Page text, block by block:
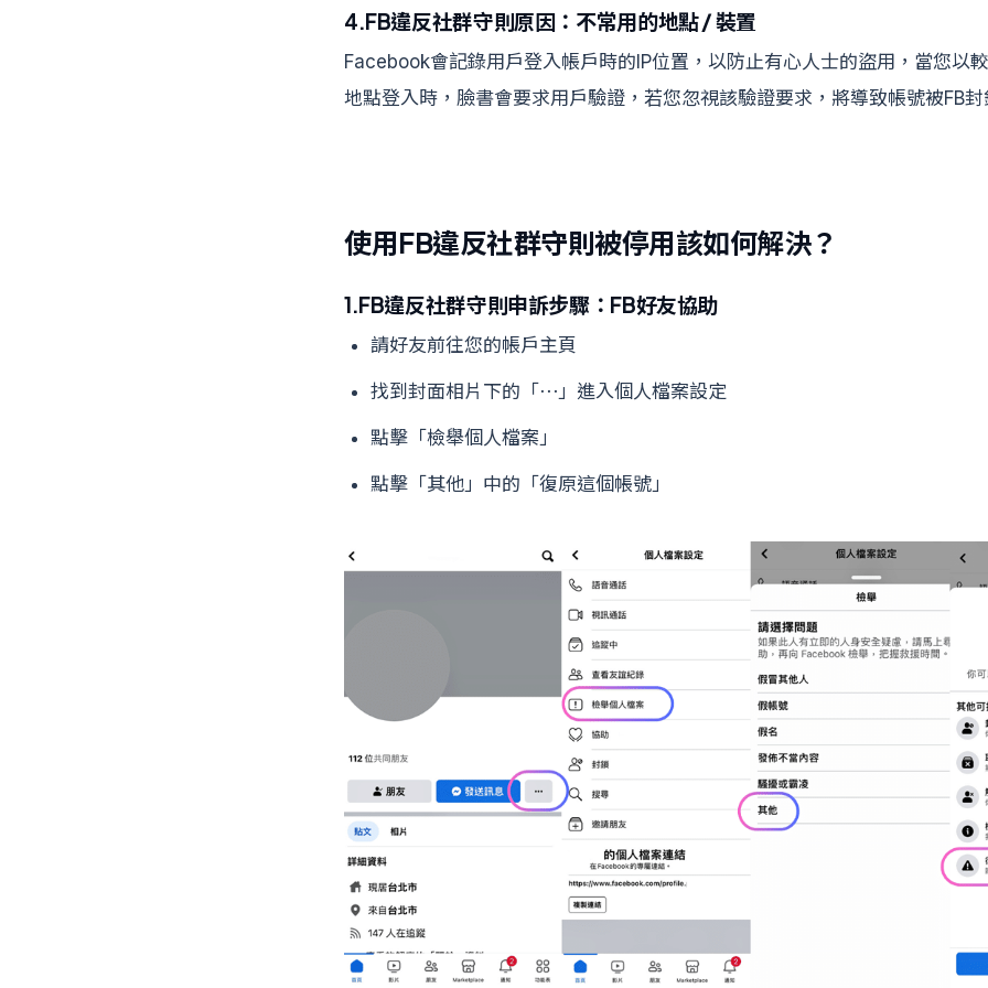
4.FB違反社群守則原因：不常用的地點 / 裝置
Facebook會記錄用戶登入帳戶時的IP位置，以防止有心人士的盜用，當您以
地點登入時，臉書會要求用戶驗證，若您忽視該驗證要求，將導致帳號被FB封
使用FB違反社群守則被停用該如何解決？
1.FB違反社群守則申訴步驟：FB好友協助
請好友前往您的帳戶主頁
找到封面相片下的「⋯」進入個人檔案設定
點擊「檢舉個人檔案」
點擊「其他」中的「復原這個帳號」